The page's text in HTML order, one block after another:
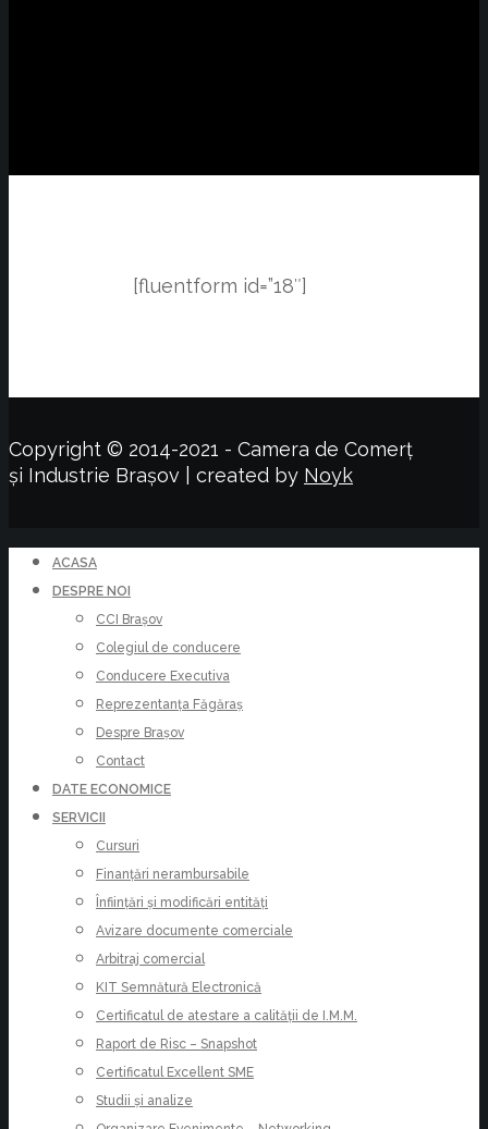
[fluentform id=”18″]
Copyright © 2014-2021 - Camera de Comerț
și Industrie Brașov | created by Noyk
ACASA
DESPRE NOI
CCI Brașov
Colegiul de conducere
Conducere Executiva
Reprezentanța Făgăraș
Despre Brașov
Contact
DATE ECONOMICE
SERVICII
Cursuri
Finanțări nerambursabile
Înființări și modificări entități
Avizare documente comerciale
Arbitraj comercial
KIT Semnătură Electronică
Certificatul de atestare a calității de I.M.M.
Raport de Risc – Snapshot
Certificatul Excellent SME
Studii și analize